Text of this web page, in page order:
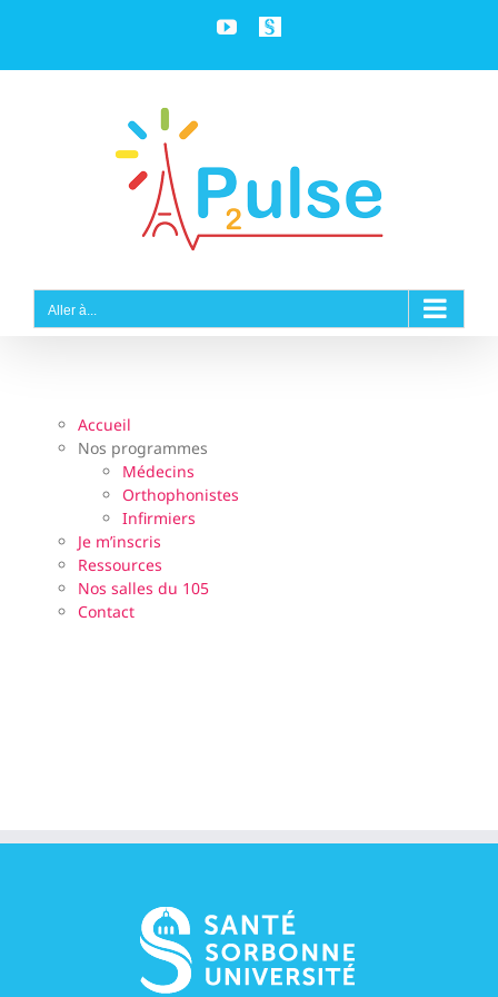
YouTube
Personnaliser
Aller à...
Accueil
Nos programmes
Médecins
Orthophonistes
Infirmiers
Je m’inscris
Ressources
Nos salles du 105
Contact